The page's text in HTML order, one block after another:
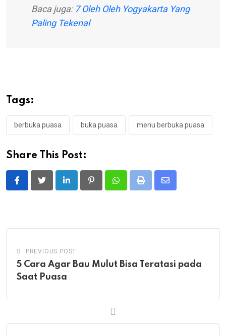
Baca juga: 7 Oleh Oleh Yogyakarta Yang
Paling Tekenal
Tags:
berbuka puasa buka puasa menu berbuka puasa
Share This Post:
LinkedInPinterestWhatsappPrint
Share
PREVIOUS POST
5 Cara Agar Bau Mulut Bisa Teratasi pada
Saat Puasa